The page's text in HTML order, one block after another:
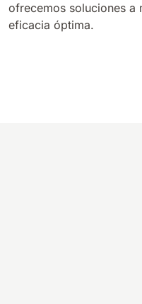
810 mm
ofrecemos soluciones a
eficacia óptima.